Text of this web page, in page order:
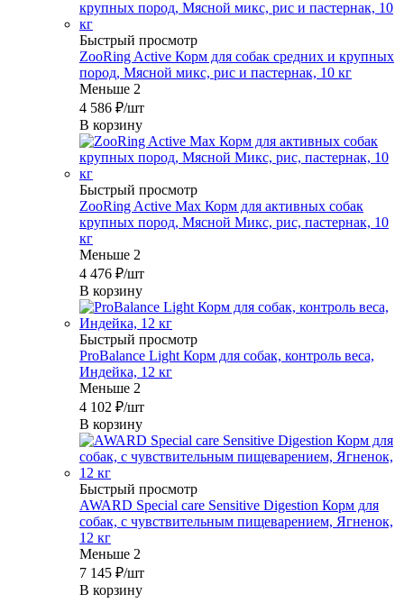
Быстрый просмотр
ZooRing Active Корм для собак средних и крупных
пород, Мясной микс, рис и пастернак, 10 кг
Меньше 2
4 586 ₽/шт
В корзину
Быстрый просмотр
ZooRing Active Max Корм для активных собак
крупных пород, Мясной Микс, рис, пастернак, 10
кг
Меньше 2
4 476 ₽/шт
В корзину
Быстрый просмотр
ProBalance Light Корм для собак, контроль веса,
Индейка, 12 кг
Меньше 2
4 102 ₽/шт
В корзину
Быстрый просмотр
AWARD Special care Sensitive Digestion Корм для
собак, с чувствительным пищеварением, Ягненок,
12 кг
Меньше 2
7 145 ₽/шт
В корзину